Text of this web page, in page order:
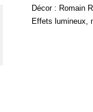
Décor : Romain
Effets lumineux,